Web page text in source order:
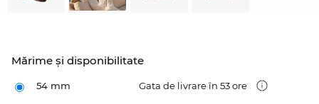
Mărime şi disponibilitate
54 mm Gata de livrare în 53 ore